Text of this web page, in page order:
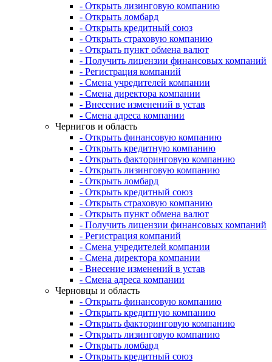
- Открыть лизинговую компанию
- Открыть ломбард
- Открыть кредитный союз
- Открыть страховую компанию
- Открыть пункт обмена валют
- Получить лицензии финансовых компаний
- Регистрация компаний
- Смена учредителей компании
- Смена директора компании
- Внесение изменений в устав
- Смена адреса компании
Чернигов и область
- Открыть финансовую компанию
- Открыть кредитную компанию
- Открыть факторинговую компанию
- Открыть лизинговую компанию
- Открыть ломбард
- Открыть кредитный союз
- Открыть страховую компанию
- Открыть пункт обмена валют
- Получить лицензии финансовых компаний
- Регистрация компаний
- Смена учредителей компании
- Смена директора компании
- Внесение изменений в устав
- Смена адреса компании
Черновцы и область
- Открыть финансовую компанию
- Открыть кредитную компанию
- Открыть факторинговую компанию
- Открыть лизинговую компанию
- Открыть ломбард
- Открыть кредитный союз